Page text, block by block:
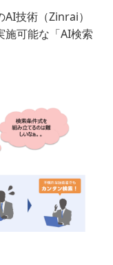
技術（Zinrai）
施可能な「AI検索